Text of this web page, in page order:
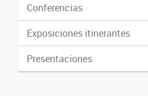
Conferencias
Exposiciones itinerantes
Presentaciones